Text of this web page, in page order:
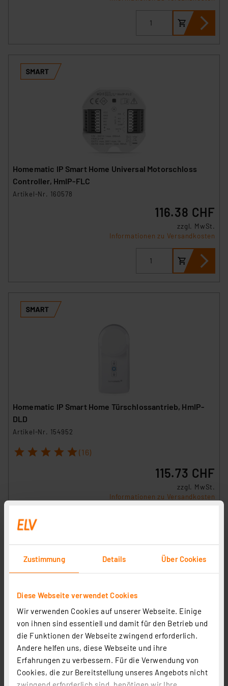
Zustimmung Details Über Cookies
Diese Webseite verwendet Cookies
Wir verwenden Cookies auf unserer Webseite. Einige
von ihnen sind essentiell und damit für den Betrieb und
die Funktionen der Webseite zwingend erforderlich.
Andere helfen uns, diese Webseite und ihre
Erfahrungen zu verbessern. Für die Verwendung von
Cookies, die zur Bereitstellung unseres Angebots nicht
Homematic IP Smart Home Universal Motorschloss
Controller, HmIP-FLC
Artikel-Nr. 160578
116.38 CHF
zzgl. MwSt.
Informationen zu Versandkosten
Homematic IP Smart Home Türschlossantrieb, HmIP-
DLD
Artikel-Nr. 154952
1 2 3 4 5 (16)
115.73 CHF
zzgl. MwSt.
Informationen zu Versandkosten
Homematic IP Smart Home Türschlossantrieb,
anthrazit, HmIP-DLD-A